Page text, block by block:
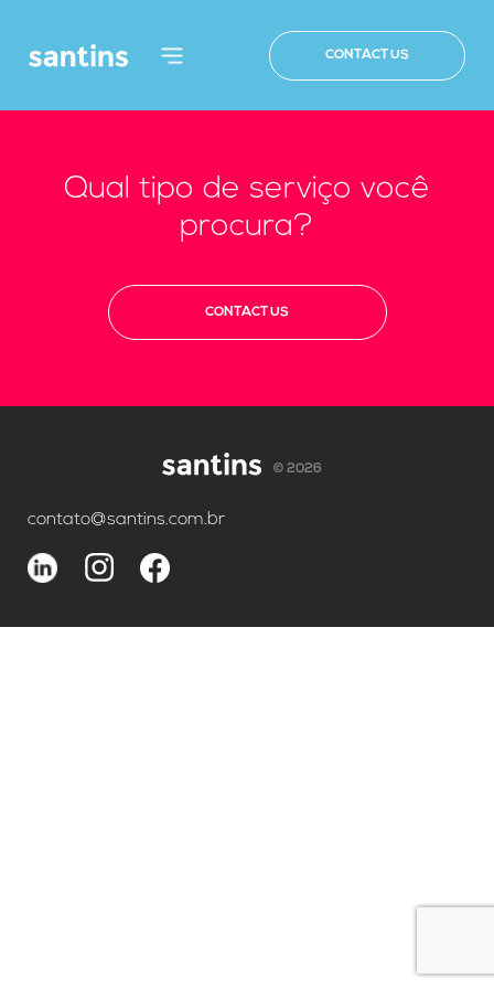
CONTACT US
Qual tipo de serviço você
procura?
CONTACT US
© 2026
contato@santins.com.br